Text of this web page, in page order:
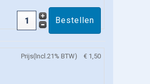
Prijs(Incl.21% BTW) € 1,50